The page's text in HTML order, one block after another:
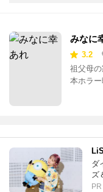
みなに
3.2
祖父母
本ホラ
ダ
ズ
PR